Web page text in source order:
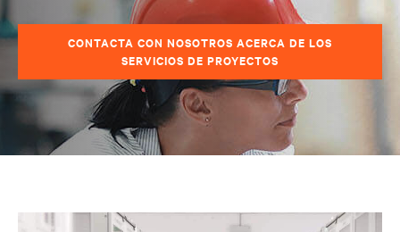
CONTACTA CON NOSOTROS ACERCA DE LOS
SERVICIOS DE PROYECTOS